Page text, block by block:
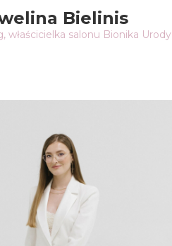
Bielinis
właścicielka salonu Bionika Urody